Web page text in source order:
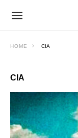
HOME CIA
CIA